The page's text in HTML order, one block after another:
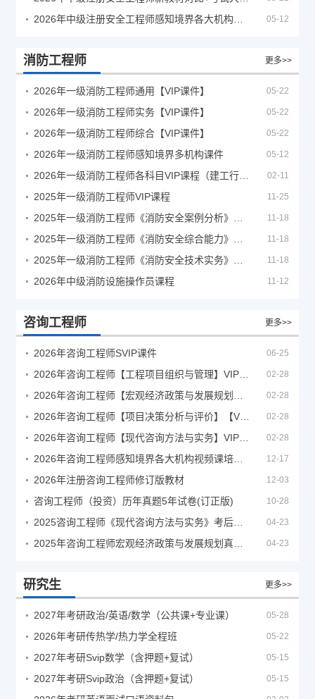
05-12
消防工程师 更多>>
2026年一级消防工程师通用【VIP课件】 05-22
2026年一级消防工程师实务【VIP课件】 05-22
2026年一级消防工程师综合【VIP课件】 05-22
2026年一级消防工程师感知境界多机构课件 05-12
02-11
2025年一级消防工程师VIP课程 11-25
11-18
11-18
11-18
2026年中级消防设施操作员课程 11-12
咨询工程师 更多>>
2026年咨询工程师SVIP课件 06-25
02-28
02-28
02-28
02-28
12-17
2026年注册咨询工程师修订版教材 12-03
咨询工程师（投资）历年真题5年试卷(订正版) 10-28
04-23
04-23
研究生 更多>>
2027年考研政治/英语/数学（公共课+专业课） 05-28
2026年考研传热学/热力学全程班 05-22
2027年考研Svip数学（含押题+复试） 05-15
2027年考研Svip政治（含押题+复试） 05-15